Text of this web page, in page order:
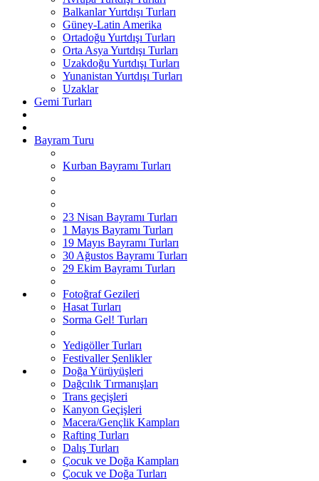
Balkanlar Yurtdışı Turları
Güney-Latin Amerika
Ortadoğu Yurtdışı Turları
Orta Asya Yurtdışı Turları
Uzakdoğu Yurtdışı Turları
Yunanistan Yurtdışı Turları
Uzaklar
Gemi Turları
Bayram Turu
Kurban Bayramı Turları
23 Nisan Bayramı Turları
1 Mayıs Bayramı Turları
19 Mayıs Bayramı Turları
30 Ağustos Bayramı Turları
29 Ekim Bayramı Turları
Fotoğraf Gezileri
Hasat Turları
Sorma Gel! Turları
Yedigöller Turları
Festivaller Şenlikler
Doğa Yürüyüşleri
Dağcılık Tırmanışları
Trans geçişleri
Kanyon Geçişleri
Macera/Gençlik Kampları
Rafting Turları
Dalış Turları
Çocuk ve Doğa Kampları
Çocuk ve Doğa Turları